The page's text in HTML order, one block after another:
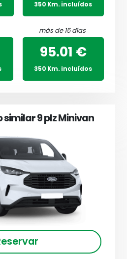
350 Km. incluídos
más de 15 días
95.01 €
350 Km. incluídos
similar 9 plz Minivan